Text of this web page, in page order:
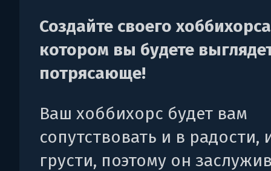
Создайте своего
котором вы будете
потрясающе!
Ваш хоббихорс будет вам
сопутствовать и в радости,
грусти, поэтому он